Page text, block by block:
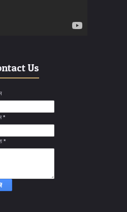
Us
*
*